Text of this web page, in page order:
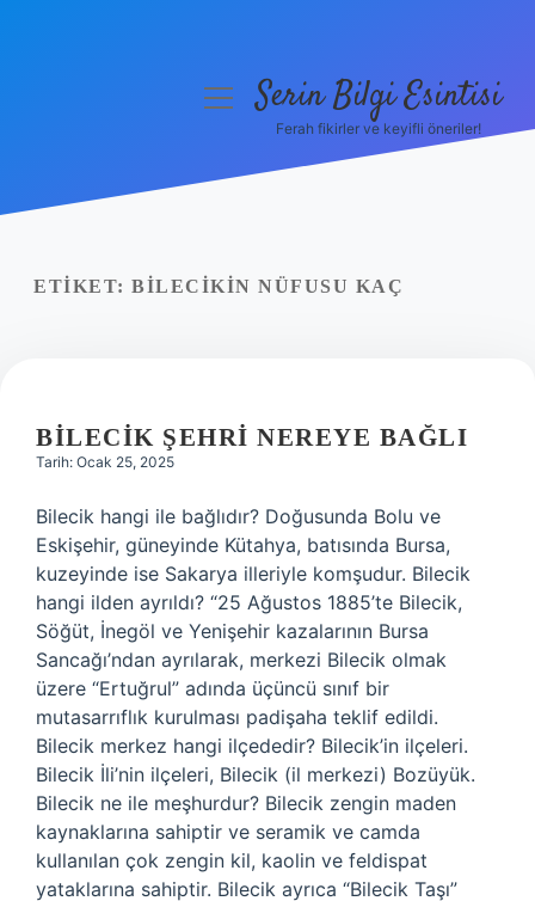
Yasal Uyarı
menüyüSerin Bilgi Esintisi
Ferah fikirler ve keyifli öneriler!
ETIKET: BILECIKIN NÜFUSU KAÇ
BILECIK ŞEHRI NEREYE BAĞLI
Tarih: Ocak 25, 2025
Bilecik hangi ile bağlıdır? Doğusunda Bolu ve
Eskişehir, güneyinde Kütahya, batısında Bursa,
kuzeyinde ise Sakarya illeriyle komşudur. Bilecik
hangi ilden ayrıldı? “25 Ağustos 1885’te Bilecik,
Söğüt, İnegöl ve Yenişehir kazalarının Bursa
Sancağı’ndan ayrılarak, merkezi Bilecik olmak
üzere “Ertuğrul” adında üçüncü sınıf bir
mutasarrıflık kurulması padişaha teklif edildi.
Bilecik merkez hangi ilçededir? Bilecik’in ilçeleri.
Bilecik İli’nin ilçeleri, Bilecik (il merkezi) Bozüyük.
Bilecik ne ile meşhurdur? Bilecik zengin maden
kaynaklarına sahiptir ve seramik ve camda
kullanılan çok zengin kil, kaolin ve feldispat
yataklarına sahiptir. Bilecik ayrıca “Bilecik Taşı”